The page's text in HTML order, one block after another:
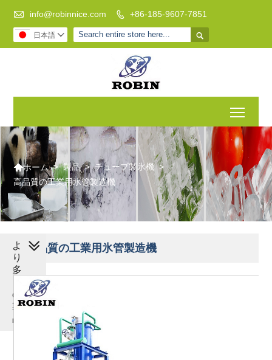
 info@robinnice.com  +86-185-9607-7851

日本語 
ホーム > 製品 > チューブ製氷機 >
高品質の工業用氷管製造機
高品質の工業用氷管製造機
よ
り
多
の
製
品